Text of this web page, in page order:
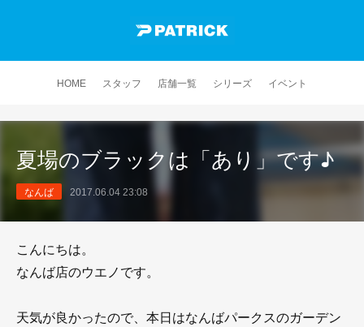
HOME スタッフ 店舗一覧 シリーズ イベント
夏場のブラックは「あり」です♪
なんば 2017.06.04 23:08
こんにちは。
なんば店のウエノです。
天気が良かったので、本日はなんばパークスのガーデン